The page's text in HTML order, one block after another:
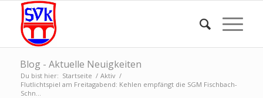
Blog - Aktuelle Neuigkeiten
Du bist hier: Startseite / Aktiv /
Flutlichtspiel am Freitagabend: Kehlen empfängt die SGM Fischbach-
Schn...